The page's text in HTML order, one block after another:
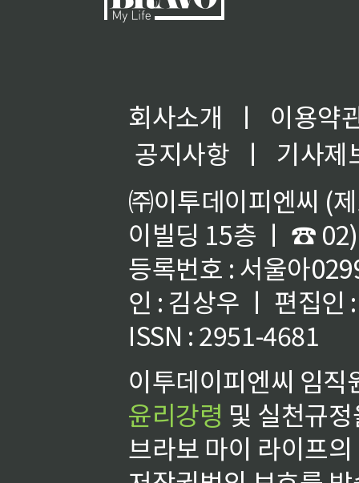
회사소개 ㅣ
이용약
공지사항
ㅣ
기사제
㈜이투데이피엔씨 (
이빌딩 15층 ㅣ ☎
등록번호 : 서울아
인 : 김상우 ㅣ 편집인
ISSN : 2951-4681
이투데이피엔씨 임
윤리강령 및 실천규
브라보 마이 라이프